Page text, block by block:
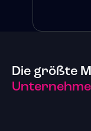
Die größte